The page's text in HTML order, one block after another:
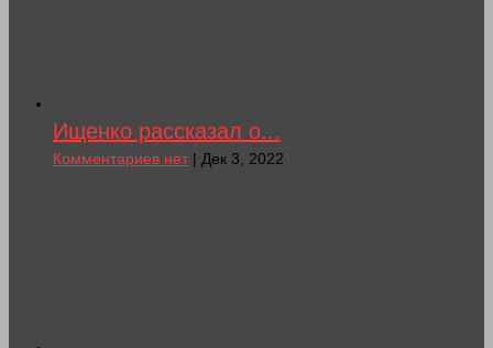
Ищенко рассказал о...
Комментариев нет| Дек 3, 2022